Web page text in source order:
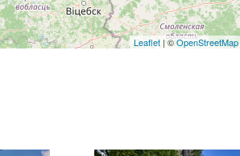
Leaflet | ©OpenStreetMap